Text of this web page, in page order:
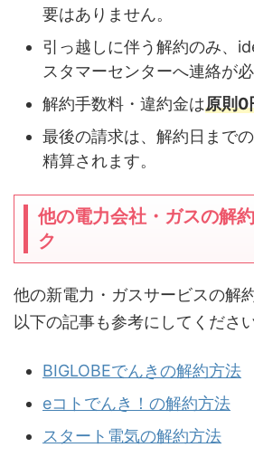
要はありません。
引っ越しに伴う解約のみ、
スタマーセンターへ連絡が必
解約手数料・違約金は原則0
最後の請求は、解約日まで
精算されます。
他の電力会社・ガスの解
ク
他の新電力・ガスサービスの解
以下の記事も参考にしてください
BIGLOBEでんきの解約方法
eコトでんき！の解約方法
スタート電気の解約方法